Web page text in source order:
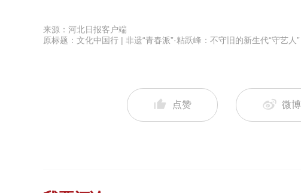
来源：河北日报客户端
原标题：文化中国行 | 非遗“青春派”·粘跃峰：不守旧的新生代“守艺人”
点赞 微博